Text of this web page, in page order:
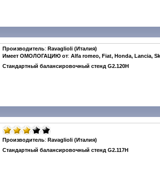
Производитель: Ravaglioli (Италия)
Имеет ОМОЛОГАЦИЮ от: Alfa romeo, Fiat, Honda, Lancia,
Стандартный балансировочный стенд G2.120H
Производитель: Ravaglioli (Италия)
Стандартный балансировочный стенд G2.117H